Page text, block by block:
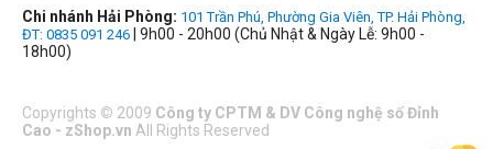
Chi nhánh Hải Phòng: 101 Trần Phú, Phường Gia Viên, TP. Hải Phòng,
ĐT: 0835 091 246 | 9h00 - 20h00 (Chủ Nhật & Ngày Lễ: 9h00 -
18h00)
Copyrights © 2009 Công ty CPTM & DV Công nghệ số Đỉnh
Cao - zShop.vn All Rights Reserved